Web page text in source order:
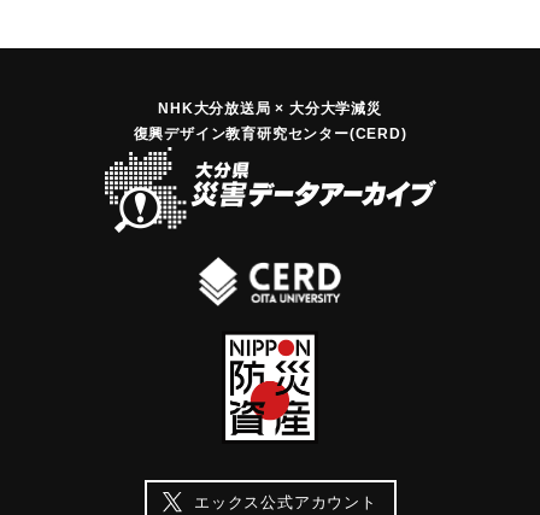
NHK大分放送局 × 大分大学減災
復興デザイン教育研究センター(CERD)
エックス公式アカウント